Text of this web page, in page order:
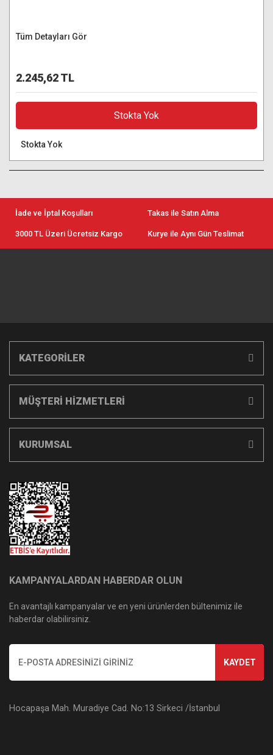
Tüm Detayları Gör
2.245,62 TL
Stokta Yok
Stokta Yok
İade ve İptal Koşulları Takas ile Satın Alma
3000 TL Üzeri Ücretsiz Kargo Kurye ile Aynı Gün Teslimat
KATEGORİLER
MÜŞTERİ HİZMETLERİ
KURUMSAL
KAMPANYALARDAN HABERDAR OLUN
En avantajlı kampanyalar ve en yeni ürünlerden bültenimiz ile
haberdar olabilirsiniz.
KAYDET
Hocapaşa Mah. Muradiye Cad. No:13 Sirkeci /İstanbul